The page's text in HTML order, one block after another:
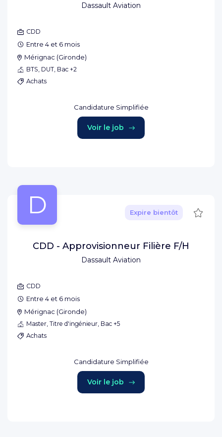
Dassault Aviation
CDD
Entre 4 et 6 mois
Mérignac (Gironde)
BTS, DUT, Bac +2
Achats
Candidature Simplifiée
Voir le job
D
Dassault Aviation
Expire bientôt
CDD - Approvisionneur Filière F/H
CDD
Entre 4 et 6 mois
Mérignac (Gironde)
Master, Titre d'ingénieur, Bac +5
Achats
Candidature Simplifiée
Voir le job